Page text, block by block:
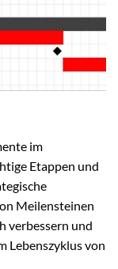
im
Etappen und
Meilensteinen
verbessern und
Lebenszyklus von